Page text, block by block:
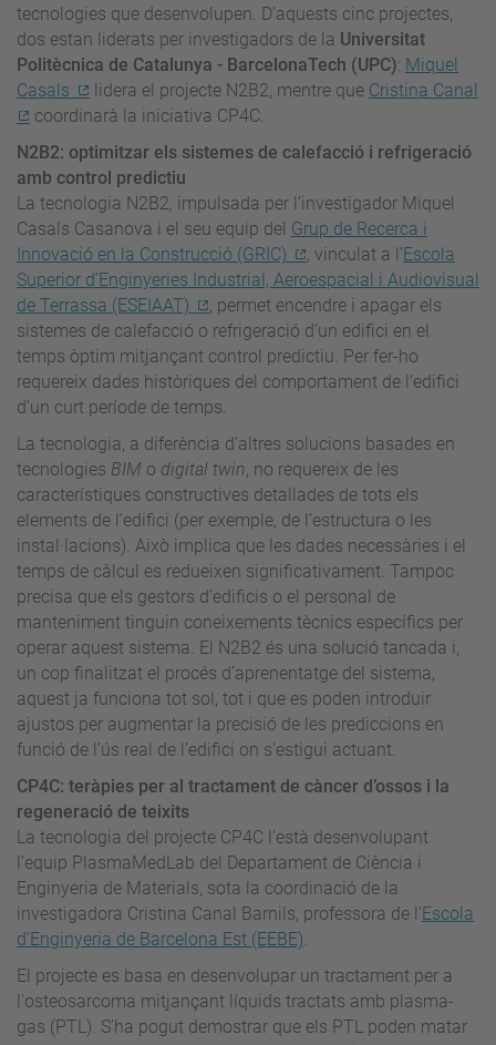
tecnologies que desenvolupen. D’aquests cinc projectes,
dos estan liderats per investigadors de la Universitat
Politècnica de Catalunya - BarcelonaTech (UPC): Miquel
Casals
lidera el projecte N2B2, mentre que Cristina Canal
coordinarà la iniciativa CP4C
N2B2: optimitzar els sistemes de calefacció i refrigeració
amb control predictiu
La tecnologia N2B2 impulsada per l’investigador Miquel
Casals Casanova i el seu equip del Grup de Recerca i
Innovació en la Construcció (GRIC)
, vinculat a l’Escola
Superior d’Enginyeries Industrial, Aeroespacial i Audiovisual
de Terrassa (ESEIAAT)
, permet encendre i apagar els
sistemes de calefacció o refrigeració d’un edifici en el
temps òptim mitjançant control predictiu. Per fer-ho
requereix dades històriques del comportament de l’edifici
d’un curt període de temps.
La tecnologia, a diferència d’altres solucions basades en
tecnologies BIM o digital twin , no requereix de les
característiques constructives detallades de tots els
elements de l’edifici (per exemple, de l’estructura o les
instal·lacions). Això implica que les dades necessàries i el
temps de càlcul es redueixen significativament. Tampoc
precisa que els gestors d’edificis o el personal de
manteniment tinguin coneixements tècnics específics per
operar aquest sistema. El N2B2 és una solució tancada i,
un cop finalitzat el procés d’aprenentatge del sistema,
aquest ja funciona tot sol, tot i que es poden introduir
ajustos per augmentar la precisió de les prediccions en
funció de l’ús real de l’edifici on s’estigui actuant.
CP4C: teràpies per al tractament de càncer d’ossos i la
regeneració de teixits
La tecnologia del projecte CP4C l’està desenvolupant
l’equip PlasmaMedLab del Departament de Ciència i
Enginyeria de Materials, sota la coordinació de la
investigadora Cristina Canal Barnils, professora de l'Escola
d’Enginyeria de Barcelona Est (EEBE)
El projecte es basa en desenvolupar un tractament per a
l'osteosarcoma mitjançant líquids tractats amb plasma-
gas (PTL). S’ha pogut demostrar que els PTL poden matar